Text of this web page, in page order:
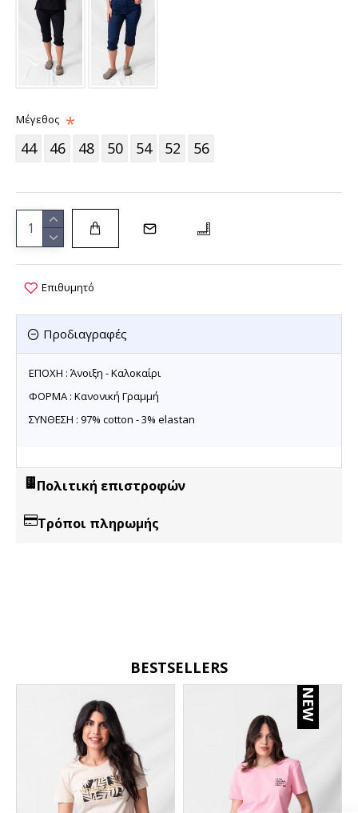
Μέγεθος
44 46 48 50 54 52 56
Επιθυμητό
Πολιτική επιστροφών
Τρόποι πληρωμής
Προδιαγραφές
ΕΠΟΧΗ : Άνοιξη - Καλοκαίρι
ΦΟΡΜΑ : Κανονική Γραμμή
ΣΥΝΘΕΣΗ : 97% cotton - 3% elastan
BESTSELLERS
NEW